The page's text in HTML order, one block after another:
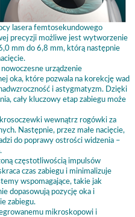
lasera femtosekundowego
precyzji możliwe jest wytworzenie
mm do 6,8 mm, którą następnie
urządzenie
oka, które pozwala na korekcję wad
i astygmatyzm. Dzięki
cały kluczowy etap zabiegu może
wewnątrz rogówki za
Następnie, przez małe nacięcie,
do poprawy ostrości widzenia –
częstotliwością impulsów
czas zabiegu i minimalizuje
wspomagające, takie jak
dopasowują pozycję oka i
zabiegu.
mikroskopowi i